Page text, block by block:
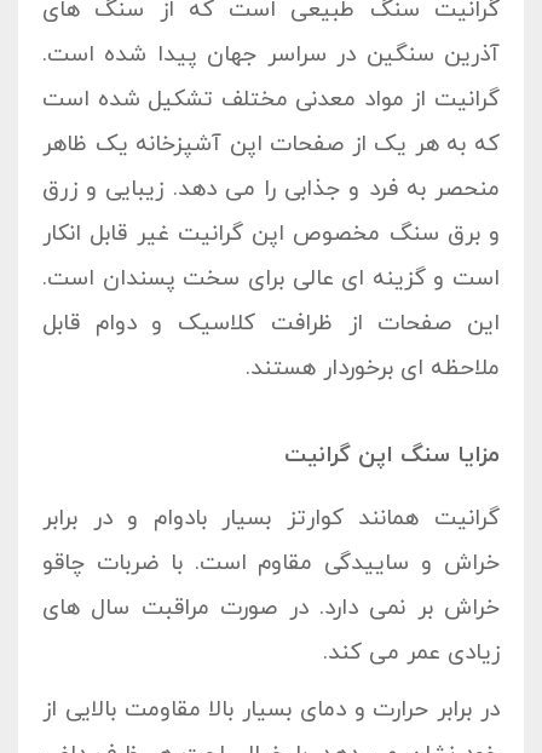
گرانیت سنگ طبیعی است که از سنگ های
آذرین سنگین در سراسر جهان پیدا شده است.
گرانیت از مواد معدنی مختلف تشکیل شده است
که به هر یک از صفحات اپن آشپزخانه یک ظاهر
منحصر به فرد و جذابی را می دهد. زیبایی و زرق
و برق سنگ مخصوص اپن گرانیت غیر قابل انکار
است و گزینه ای عالی برای سخت پسندان است.
این صفحات از ظرافت کلاسیک و دوام قابل
ملاحظه ای برخوردار هستند.
مزایا سنگ اپن گرانیت
گرانیت همانند کوارتز بسیار بادوام و در برابر
خراش و ساییدگی مقاوم است. با ضربات چاقو
خراش بر نمی دارد. در صورت مراقبت سال های
زیادی عمر می کند.
در برابر حرارت و دمای بسیار بالا مقاومت بالایی از